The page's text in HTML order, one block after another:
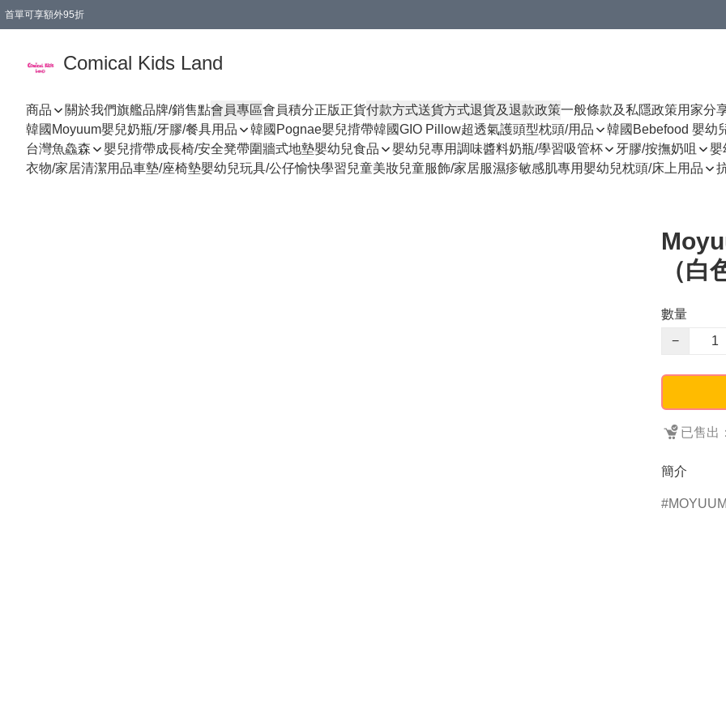
首單可享額外95折
Comical Kids Land
商品 關於我們旗艦品牌/銷售點會員專區會員積分正版正貨付款方式送貨方式退貨及退款政策一般條款及私隱政策用家分
韓國Moyuum嬰兒奶瓶/牙膠/餐具用品
韓國Pognae嬰兒揹帶韓國GIO Pillow超透氣護頭型枕頭/用品 韓國Bebefood 嬰幼
台灣魚鱻森
嬰兒揹帶成長椅/安全凳帶圍牆式地墊嬰幼兒食品 嬰幼兒專用調味醬料奶瓶/學習吸管杯 牙膠/按撫奶咀 嬰
衣物/家居清潔用品車墊/座椅墊嬰幼兒玩具/公仔愉快學習兒童美妝兒童服飾/家居服濕疹敏感肌專用嬰幼兒枕頭/床上用品
（白
數量
−
已售出
簡介
MOYUUM